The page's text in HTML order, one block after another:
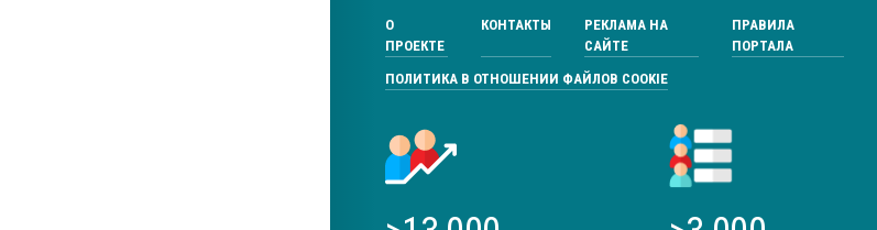
О
ПРОЕКТЕ
КОНТАКТЫ
РЕКЛАМА НА
САЙТЕ
ПРАВИЛА
ПОРТАЛА
ПОЛИТИКА В ОТНОШЕНИИ ФАЙЛОВ COOKIE